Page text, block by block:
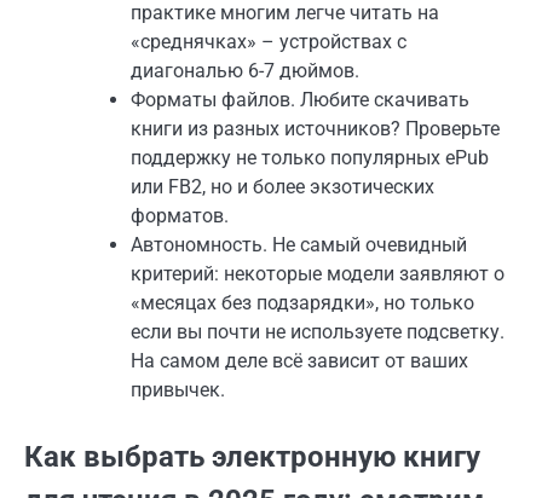
практике многим легче читать на
«среднячках» – устройствах с
диагональю 6-7 дюймов.
Форматы файлов. Любите скачивать
книги из разных источников? Проверьте
поддержку не только популярных ePub
или FB2, но и более экзотических
форматов.
Автономность. Не самый очевидный
критерий: некоторые модели заявляют о
«месяцах без подзарядки», но только
если вы почти не используете подсветку.
На самом деле всё зависит от ваших
привычек.
Как выбрать электронную книгу